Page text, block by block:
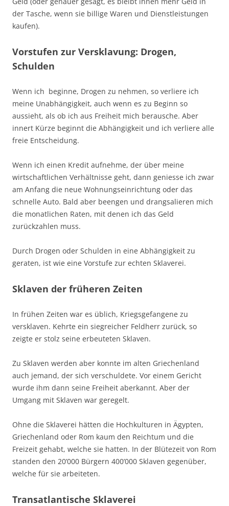
der Tasche, wenn sie billige Waren und Dienstleistungen
kaufen).
Vorstufen zur Versklavung: Drogen,
Schulden
Wenn ich beginne, Drogen zu nehmen, so verliere ich
meine Unabhängigkeit, auch wenn es zu Beginn so
aussieht, als ob ich aus Freiheit mich berausche. Aber
innert Kürze beginnt die Abhängigkeit und ich verliere alle
freie Entscheidung.
Wenn ich einen Kredit aufnehme, der über meine
wirtschaftlichen Verhältnisse geht, dann geniesse ich zwar
am Anfang die neue Wohnungseinrichtung oder das
schnelle Auto. Bald aber beengen und drangsalieren mich
die monatlichen Raten, mit denen ich das Geld
zurückzahlen muss.
Durch Drogen oder Schulden in eine Abhängigkeit zu
geraten, ist wie eine Vorstufe zur echten Sklaverei.
Sklaven der früheren Zeiten
In frühen Zeiten war es üblich, Kriegsgefangene zu
versklaven. Kehrte ein siegreicher Feldherr zurück, so
zeigte er stolz seine erbeuteten Sklaven.
Zu Sklaven werden aber konnte im alten Griechenland
auch jemand, der sich verschuldete. Vor einem Gericht
wurde ihm dann seine Freiheit aberkannt. Aber der
Umgang mit Sklaven war geregelt.
Ohne die Sklaverei hätten die Hochkulturen in Ägypten,
Griechenland oder Rom kaum den Reichtum und die
Freizeit gehabt, welche sie hatten. In der Blütezeit von Rom
standen den 20’000 Bürgern 400’000 Sklaven gegenüber,
welche für sie arbeiteten.
Transatlantische Sklaverei